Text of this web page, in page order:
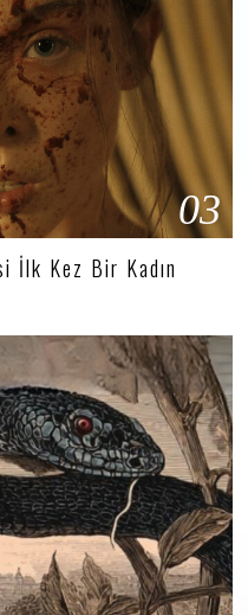
03
İlk Kez Bir Kadın